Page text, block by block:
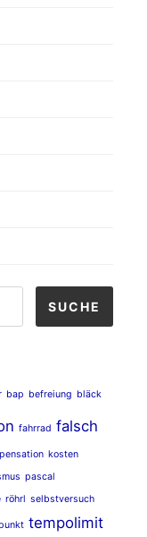
bap befreiung bläck
fahrrad falsch
kosten
pascal
röhrl selbstversuch
tempolimit